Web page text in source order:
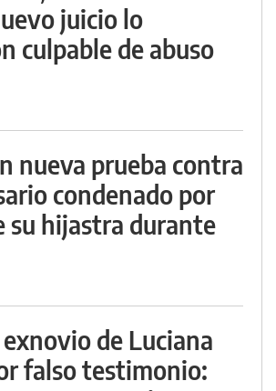
juicio lo
culpable de abuso
nueva prueba contra
condenado por
su hijastra durante
exnovio de Luciana
falso testimonio: